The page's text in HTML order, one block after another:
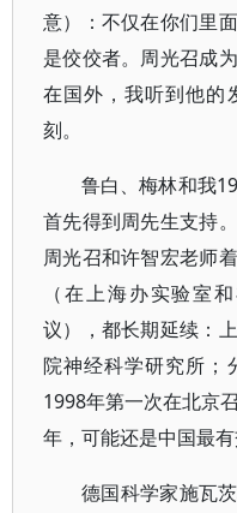
意）：不仅在你们里
是佼佼者。周光召成
在国外，我听到他的
刻。
鲁白、梅林和我
首先得到周先生支持
周光召和许智宏老师
（在上海办实验室
议），都长期延续：
院神经科学研究所；
1998年第一次在北京
年，可能还是中国最有
德国科学家施瓦